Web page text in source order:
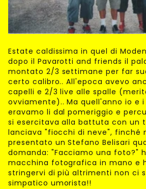
Estate caldissima in quel di
dopo il Pavarotti and friends il
montato 2/3 settimane per far
certo calibro.. All'epoca avevo
capelli e 2/3 live alle spalle
ovviamente).. Ma quell'anno io e
eravamo li dal pomeriggio e
si esercitava alla battuta con un
lanciava "fiocchi di neve", finché
presentato un Stefano Belisari
domanda: "Facciamo una foto?"
macchina fotografica in mano e
stringervi di più altrimenti non ci
simpatico umorista!!